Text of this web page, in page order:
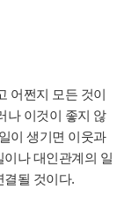
어쩐지 모든 것이
나 이것이 좋지 않
이 생기면 이웃과
나 대인관계의 일
결될 것이다.